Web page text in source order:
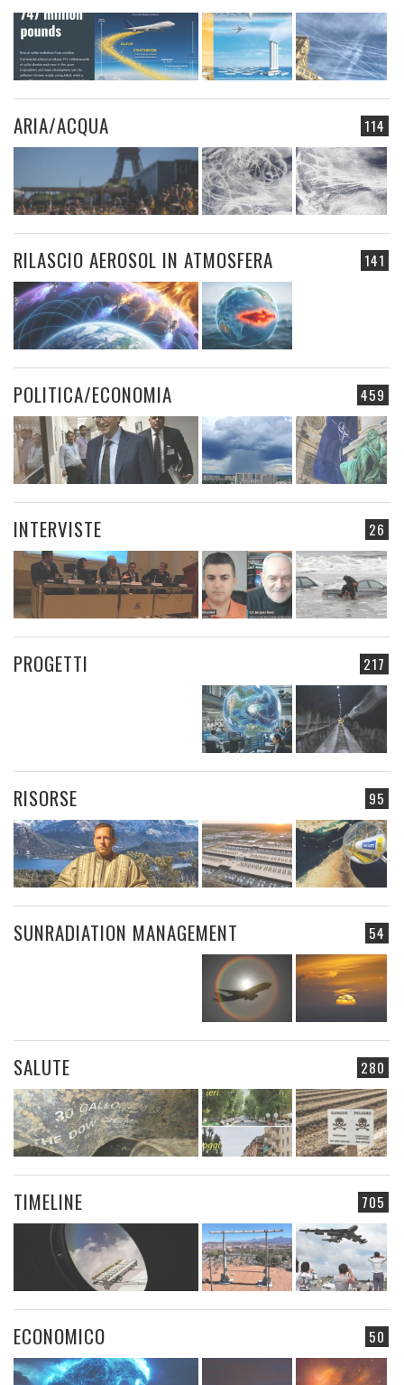
114
ARIA/ACQUA
141
RILASCIO AEROSOL IN ATMOSFERA
459
POLITICA/ECONOMIA
26
INTERVISTE
217
PROGETTI
95
RISORSE
54
SUNRADIATION MANAGEMENT
280
SALUTE
705
TIMELINE
50
ECONOMICO